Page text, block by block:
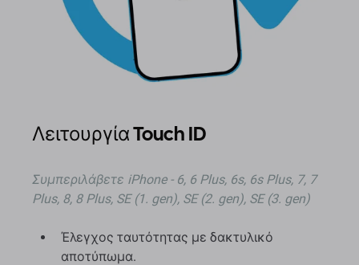
Λειτουργία Touch ID
Συμπεριλάβετε iPhone - 6, 6 Plus, 6s, 6s Plus, 7, 7
Plus, 8, 8 Plus, SE (1. gen), SE (2. gen), SE (3. gen)
Έλεγχος ταυτότητας με δακτυλικό
αποτύπωμα.